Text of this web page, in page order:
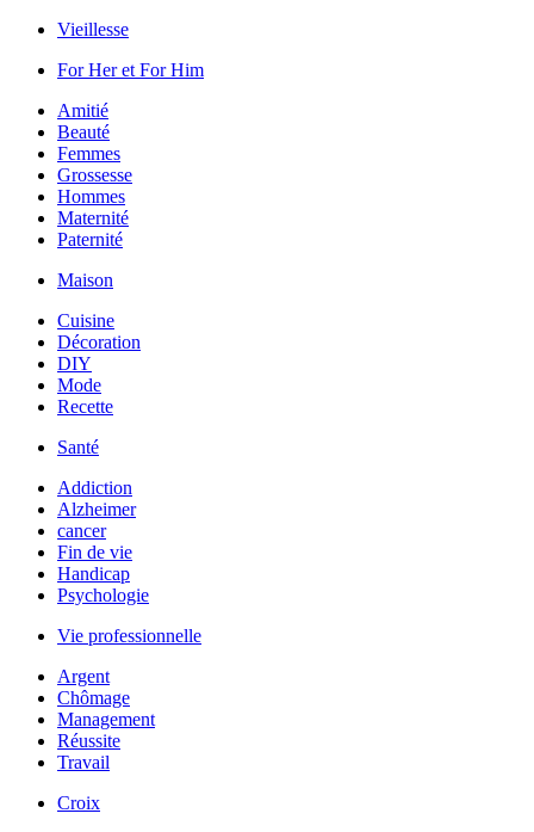
Vieillesse
For Her et For Him
Amitié
Beauté
Femmes
Grossesse
Hommes
Maternité
Paternité
Maison
Cuisine
Décoration
DIY
Mode
Recette
Santé
Addiction
Alzheimer
cancer
Fin de vie
Handicap
Psychologie
Vie professionnelle
Argent
Chômage
Management
Réussite
Travail
Croix